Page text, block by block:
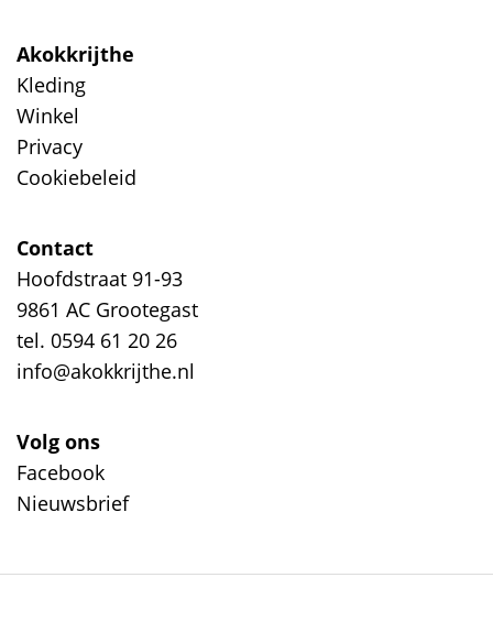
Akokkrijthe
Kleding
Winkel
Privacy
Cookiebeleid
Contact
Hoofdstraat 91-93
9861 AC Grootegast
tel. 0594 61 20 26
info@akokkrijthe.nl
Volg ons
Facebook
Nieuwsbrief